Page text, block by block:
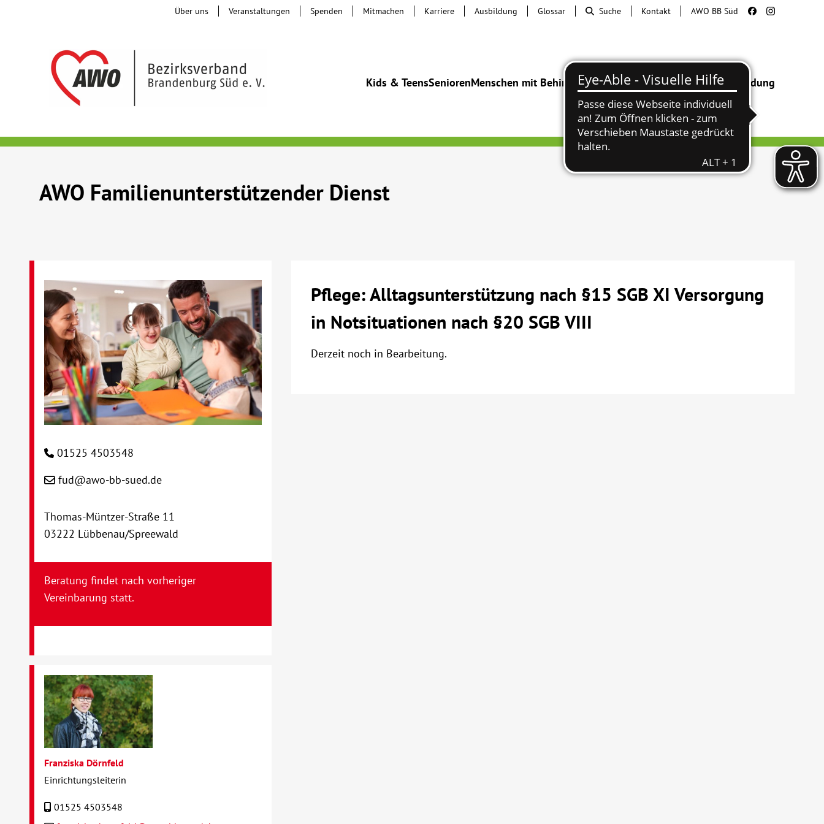
Kids & TeensSeniorenMenschen mit BehinderungBeratung & HilfeBegegnung Bildung
Über uns Veranstaltungen Spenden Mitmachen Karriere Ausbildung Glossar Suche Kontakt AWO BB Süd
AWO Familienunterstützender Dienst
Pflege: Alltagsunterstützung nach §15 SGB XI Versorgung
in Notsituationen nach §20 SGB VIII
Derzeit noch in Bearbeitung.
01525 4503548
fud@awo-bb-sued.de
Thomas-Müntzer-Straße 11
03222 Lübbenau/Spreewald
Beratung findet nach vorheriger
Vereinbarung statt.
Franziska Dörnfeld
Einrichtungsleiterin
01525 4503548